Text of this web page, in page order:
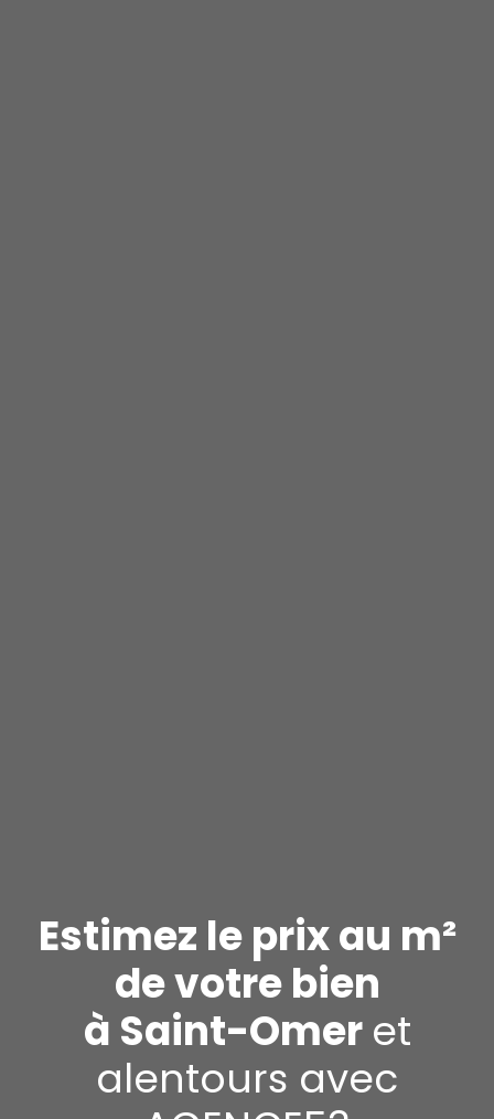
Estimez le prix au m²
de votre bien
à Saint-Omeret
alentours avec